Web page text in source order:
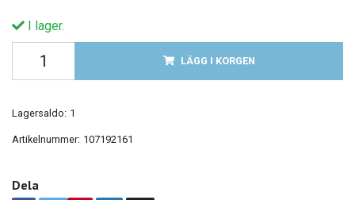
I lager.
LÄGG I KORGEN
Lagersaldo: 1
Artikelnummer: 107192161
Dela